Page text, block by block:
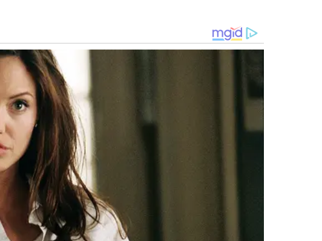
paciente. Todo ano, esse vírus passa por transformações e
teve a doença uma vez volte a apresentar os sintomas e os efeitos
De modo geral, a gripe costuma ser autocontida, com seus
depois do surgimento da doença.
chamado de influenza H1N1, gripe H1N1, influenza A e de vírus
por causar a
o potencial de causar complicações, podendo, inclusive, levar o